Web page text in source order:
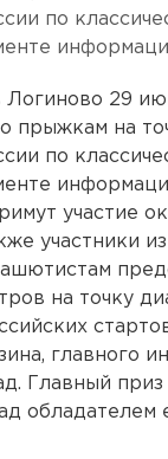
по
Логиново 29
прыжкам на
по
участие
участники из
на точку
главного
Главный